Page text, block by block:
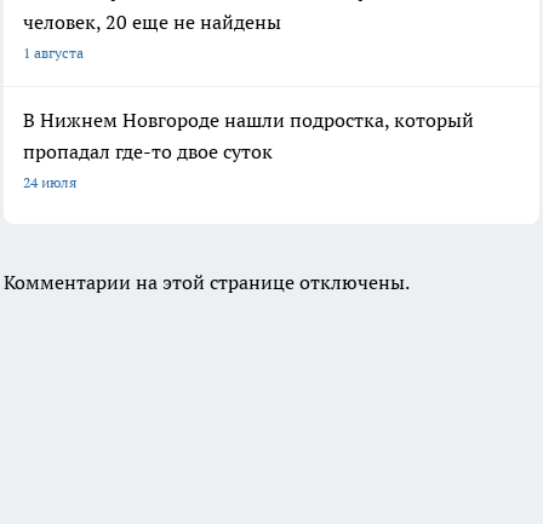
человек, 20 еще не найдены
1 августа
В Нижнем Новгороде нашли подростка, который
пропадал где-то двое суток
24 июля
Комментарии на этой странице отключены.